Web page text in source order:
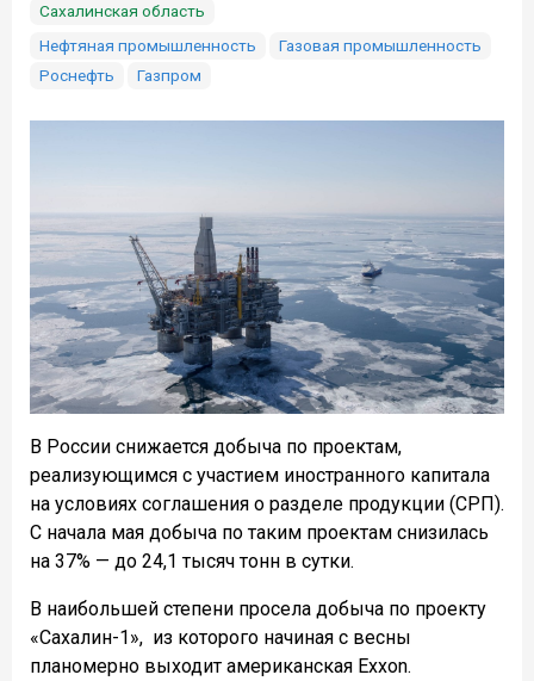
Сахалинская область
Нефтяная промышленность
Газовая промышленность
Роснефть
Газпром
В России снижается добыча по проектам,
реализующимся с участием иностранного капитала
на условиях соглашения о разделе продукции (СРП).
С начала мая добыча по таким проектам снизилась
на 37% — до 24,1 тысяч тонн в сутки.
В наибольшей степени просела добыча по проекту
«Сахалин-1», из которого начиная с весны
планомерно выходит американская Exxon.